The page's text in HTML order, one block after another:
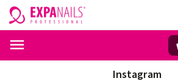
Instagram